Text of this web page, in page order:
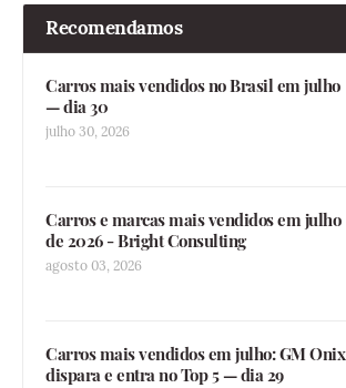
Recomendamos
Carros mais vendidos no Brasil em julho
— dia 30
julho 30, 2026
Carros e marcas mais vendidos em julho
de 2026 - Bright Consulting
agosto 03, 2026
Carros mais vendidos em julho: GM Onix
dispara e entra no Top 5 — dia 29